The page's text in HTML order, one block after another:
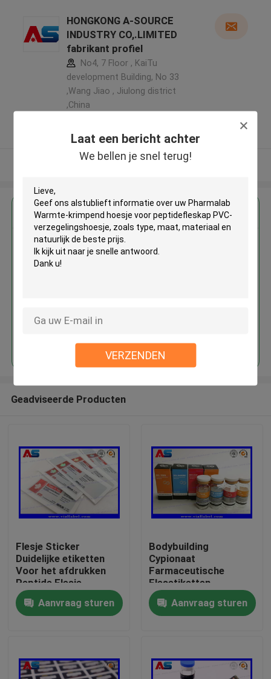
Laat een bericht achter
We bellen je snel terug!
VERZENDEN
Huis
Ongeveer ons
HONGKONG A-SOURCE
INDUSTRY CO,.LIMITED
fabrikant profiel
No4, 7 Floor , KaiTu
development Building, No 33
,Wang Jiao , Jiulong district
,China
Geverifieerde Leverancier
Bekijk meer
Krijg de beste prijs voor
Pharmalab Warmte-krimpend
Geadviseerde Producten
Flesje Sticker
Duidelijke etiketten
Voor het afdrukken
Peptide Flesje
etiketten 10 ml flacon
etiketten Kleine fles
etiketten
Aanvraag sturen
Bodybuilding
Cypionaat
Farmaceutische
Flesetiketten
25x60mm ISO
Gecertificeerd voor
10ml injectieflacons
Aanvraag sturen